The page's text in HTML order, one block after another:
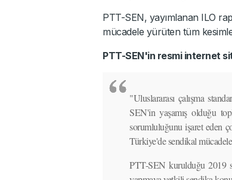
PTT-SEN, yayımlanan ILO
mücadele yürüten tüm
PTT-SEN'in resmi internet
"Uluslararası çalışma
SEN'in yaşamış olduğu
sorumluluğunu işaret eden
Türkiye'de sendikal
PTT-SEN kurulduğu 2019